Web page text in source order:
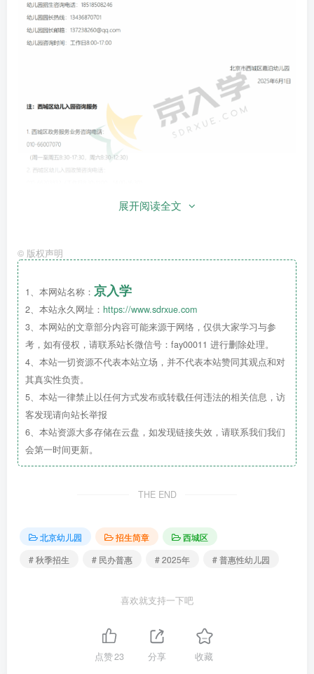
展开阅读全文
© 版权声明
1、本网站名称： 京入学
2、本站永久网址： https://www.sdrxue.com
3、本网站的文章部分内容可能来源于网络，仅供大家学习与参
考，如有侵权，请联系站长微信号：fay00011 进行删除处理。
4、本站一切资源不代表本站立场，并不代表本站赞同其观点和对
其真实性负责。
5、本站一律禁止以任何方式发布或转载任何违法的相关信息，访
客发现请向站长举报
6、本站资源大多存储在云盘，如发现链接失效，请联系我们我们
会第一时间更新。
THE END
北京幼儿园 招生简章
西城区
# 秋季招生
# 民办普惠 # 2025年 # 普惠性幼儿园
喜欢就支持一下吧
点赞23 分享 收藏